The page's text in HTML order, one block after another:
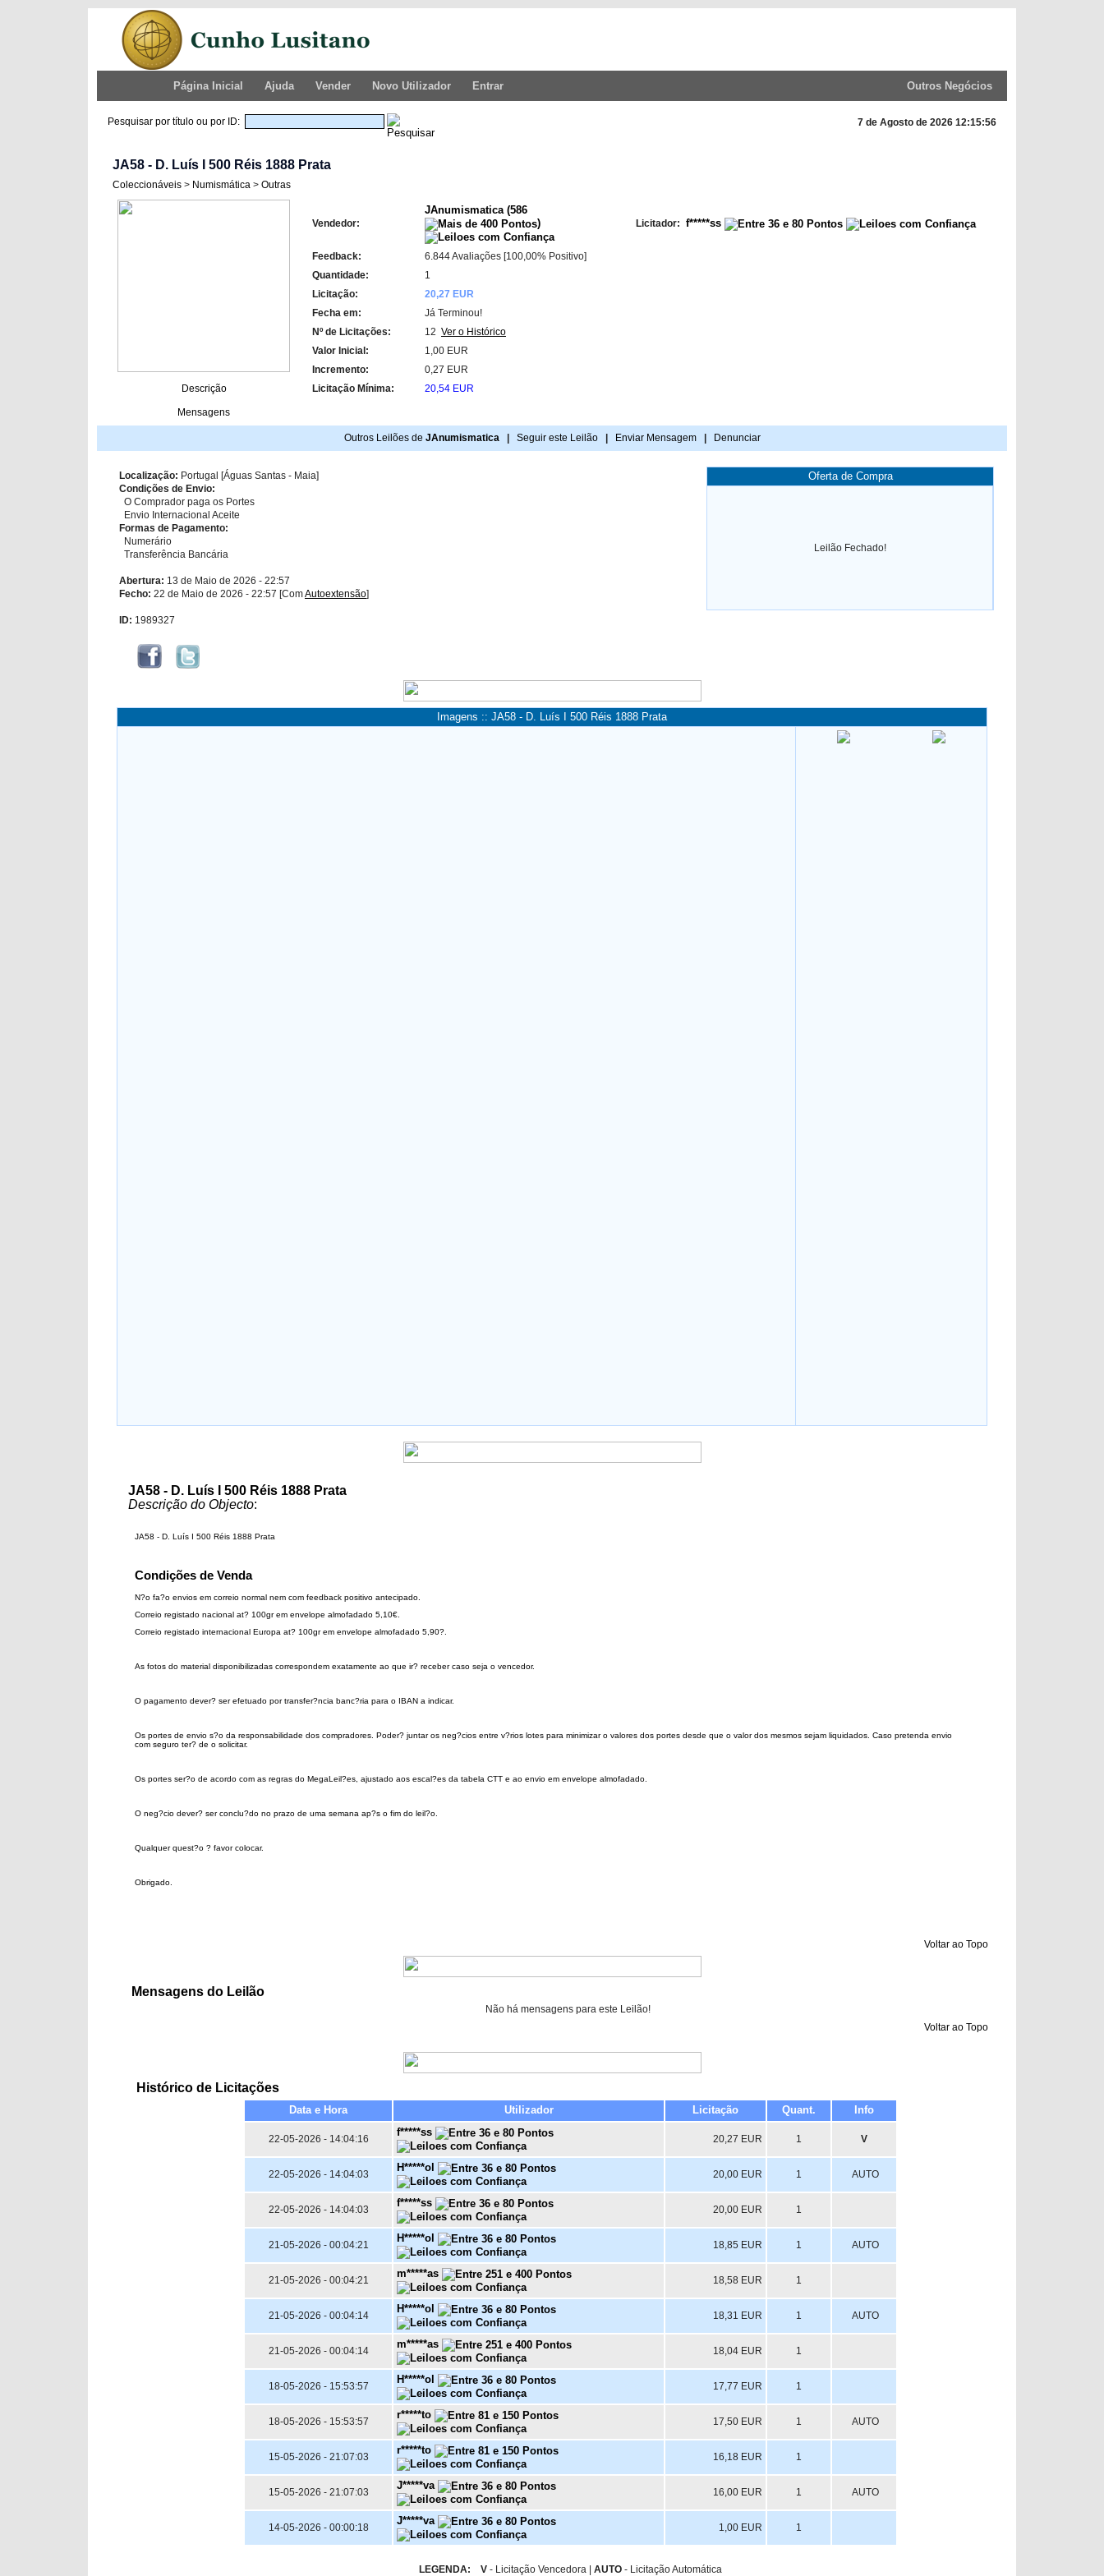
Página Inicial Ajuda Vender Novo Utilizador Entrar Outros Negócios
Pesquisar por título ou por ID: 7 de Agosto de 2026 12:15:56
JA58 - D. Luís I 500 Réis 1888 Prata
Coleccionáveis > Numismática > Outras
Descrição
Mensagens
Vendedor:
JAnumismatica(586
)
Licitador: f*****ss
Feedback:
6.844 Avaliações [100,00% Positivo]
Quantidade:
1
Licitação:
20,27 EUR
Fecha em:
Já Terminou!
Nº de Licitações:
12 Ver o Histórico
Valor Inicial:
1,00 EUR
Incremento:
0,27 EUR
Licitação Mínima:
20,54 EUR
Outros Leilões de JAnumismatica Seguir este Leilão Enviar Mensagem Denunciar
Localização: Portugal [Águas Santas - Maia]
Condições de Envio:
O Comprador paga os Portes
Envio Internacional Aceite
Formas de Pagamento:
Numerário
Transferência Bancária
Abertura: 13 de Maio de 2026 - 22:57
Fecho: 22 de Maio de 2026 - 22:57 [ComAutoextensão]
ID: 1989327
Oferta de Compra
Leilão Fechado!
Imagens :: JA58 - D. Luís I 500 Réis 1888 Prata
JA58 - D. Luís I 500 Réis 1888 Prata
Descrição do Objecto:
Voltar ao Topo
Mensagens do Leilão
Não há mensagens para este Leilão!
Voltar ao Topo
Histórico de Licitações
Data e Hora Utilizador Licitação Quant. Info
22-05-2026 - 14:04:16
f*****ss
20,27 EUR 1 V
22-05-2026 - 14:04:03
H*****ol
20,00 EUR 1 AUTO
22-05-2026 - 14:04:03
f*****ss
20,00 EUR 1
21-05-2026 - 00:04:21
H*****ol
18,85 EUR 1 AUTO
21-05-2026 - 00:04:21
m*****as
18,58 EUR 1
21-05-2026 - 00:04:14
H*****ol
18,31 EUR 1 AUTO
21-05-2026 - 00:04:14
m*****as
18,04 EUR 1
18-05-2026 - 15:53:57
H*****ol
17,77 EUR 1
18-05-2026 - 15:53:57
r*****to
17,50 EUR 1 AUTO
15-05-2026 - 21:07:03
r*****to
16,18 EUR 1
15-05-2026 - 21:07:03
J*****va
16,00 EUR 1 AUTO
14-05-2026 - 00:00:18
J*****va
1,00 EUR 1
LEGENDA: V - Licitação Vencedora | AUTO - Licitação Automática